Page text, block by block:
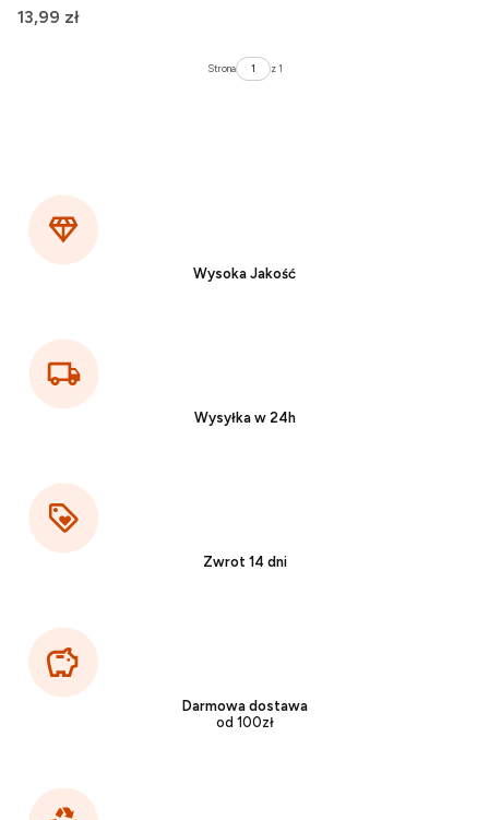
Cena
13,99 zł
Strona z 1
Wysoka Jakość
Wysyłka w 24h
Zwrot 14 dni
Darmowa dostawa
od 100zł